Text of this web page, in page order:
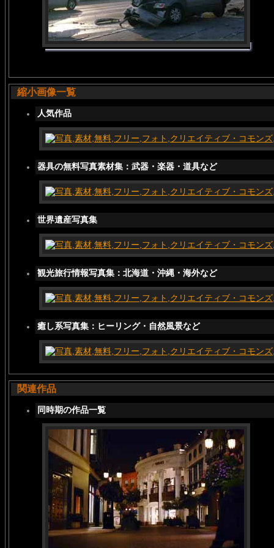
縮小画像一覧
人気作品
器具の無料写真素材集：武器・楽器・道具など
世界遺産写真集
観光旅行情報写真集：北海道・沖縄・海外など
癒し系写真集：ヒーリング・自然風景など
関連作品
同時期の作品一覧